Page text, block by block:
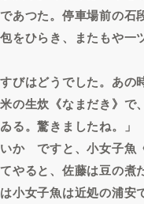
あつた。停車場前の石
をひらき、またもや一
すびはどうでした。あの
の生炊《なまだき》で
る。驚きましたね。」
かゞですと、小女子魚
やると、佐藤は豆の煮
小女子魚は近処の浦安